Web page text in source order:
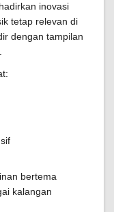
inovasi
tetap relevan di
dengan tampilan
bertema
kalangan